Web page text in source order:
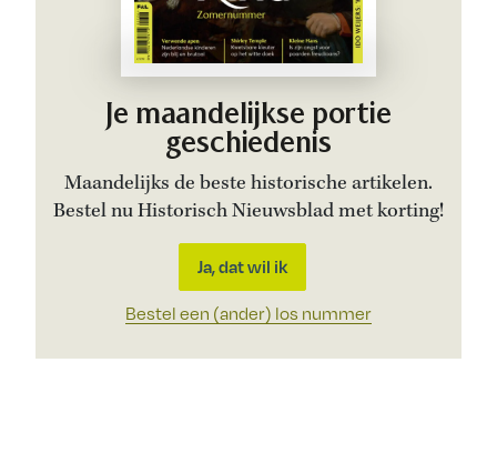
Je maandelijkse portie
geschiedenis
Maandelijks de beste historische artikelen.
Bestel nu Historisch Nieuwsblad met korting!
Ja, dat wil ik
Bestel een (ander) los nummer